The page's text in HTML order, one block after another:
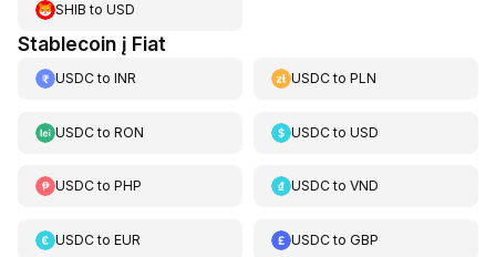
SHIB to USD
Stablecoin į Fiat
USDCto INR USDCtoPLN
USDCto RON USDCtoUSD
USDCto PHP USDCtoVND
USDCto EUR USDCtoGBP